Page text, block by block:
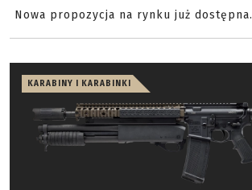
Nowa propozycja na rynku już dostępna.
KARABINY I KARABINKI